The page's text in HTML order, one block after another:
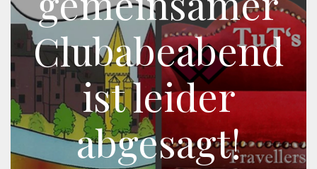
Clubabeabend
ist leider
abgesagt!